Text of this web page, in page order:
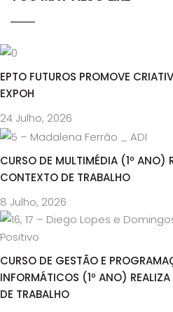
EPTO FUTUROS PROMOVE
EXPOH
24 Julho, 2026
CURSO DE MULTIMÉDIA (1º ANO)
CONTEXTO DE TRABALHO
8 Julho, 2026
CURSO DE GESTÃO E
INFORMÁTICOS (1º ANO)
DE TRABALHO